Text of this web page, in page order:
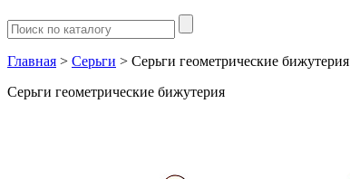
Главная > Серьги > Серьги геометрические бижутерия
Серьги геометрические бижутерия